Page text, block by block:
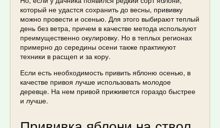
который не удастся сохранить до весны, прививку
можно провести и осенью. Для этого выбирают теплый
день без ветра, причем в качестве метода используют
преимущественно окулировку. Но в теплых регионах
примерно до середины осени также практикуют
техники в расщеп и за кору.
Если есть необходимость привить яблоню осенью, в
качестве привоя лучше использовать молодое
деревце. На нем привой приживется гораздо быстрее
и лучше.